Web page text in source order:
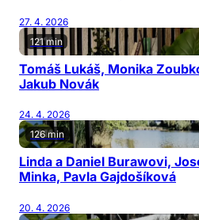
27. 4. 2026
121 min
Tomáš Lukáš, Monika
Jakub Novák
24. 4. 2026
126 min
Linda a Daniel Burawovi,
Minka, Pavla Gajdošíková
20. 4. 2026